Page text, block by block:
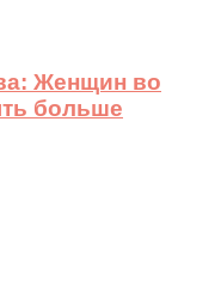
Женщин во
больше